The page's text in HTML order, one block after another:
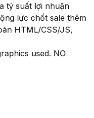
tỷ suất lợi nhuận
lực chốt sale thêm
HTML/CSS/JS,
used. NO